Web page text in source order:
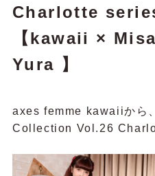
Charlotte series
【kawaii ×
Yura 】
axes femme kawaiiから
Collection Vol.26